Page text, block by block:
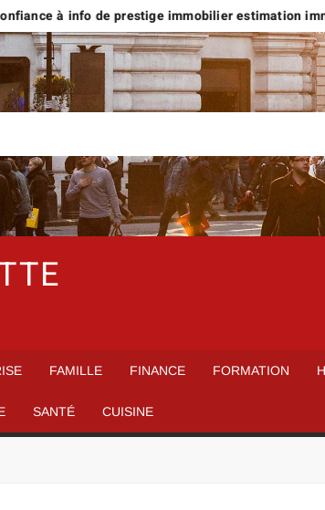
à info de prestige immobilier estimation
FAMILLE FINANCE FORMATION
SANTÉ CUISINE